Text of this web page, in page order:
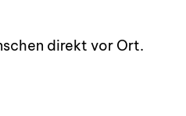
direkt vor Ort.